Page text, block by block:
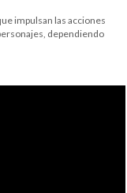
impulsan las acciones
dependiendo